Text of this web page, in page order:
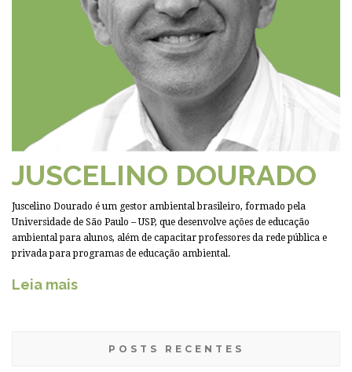
JUSCELINO DOURADO
Juscelino Dourado é um gestor ambiental brasileiro, formado pela
Universidade de São Paulo – USP, que desenvolve ações de educação
ambiental para alunos, além de capacitar professores da rede pública e
privada para programas de educação ambiental.
Leia mais
POSTS RECENTES